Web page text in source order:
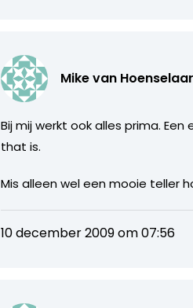
Mike van Hoenselaar
Bij mij werkt ook alles prima.
that is.
Mis alleen wel een mooie teller
10 december 2009 om 07:56